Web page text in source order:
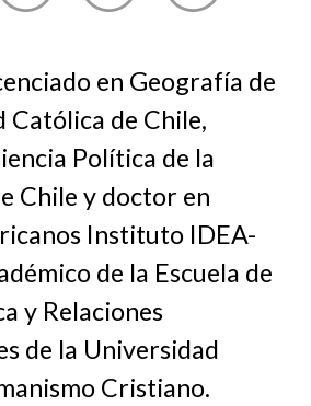
en Geografía de
Católica de Chile,
Política de la
Chile y doctor en
Instituto IDEA-
de la Escuela de
y Relaciones
de la Universidad
Cristiano.